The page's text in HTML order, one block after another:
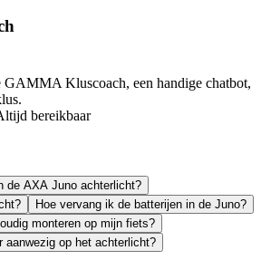
GAMMA Kluscoach, een handige chatbot,
bereikbaar
de AXA Juno achterlicht?
Hoe vervang ik de batterijen in de Juno?
monteren op mijn fiets?
aanwezig op het achterlicht?